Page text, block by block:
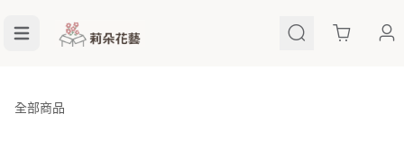
Cart
全部商品